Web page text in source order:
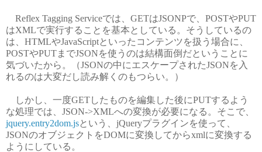
Reflex Tagging Serviceでは、GETはJSONPで、POSTやPUT
はXMLで実行することを基本としている。そうしているの
は、HTMLやJavaScriptといったコンテンツを扱う場合に、
POSTやPUTまでJSONを使うのは結構面倒だということに
気づいたから。（JSONの中にエスケープされたJSONを入
れるのは大変だし読み解くのもつらい。）
しかし、一度GETしたものを編集した後にPUTするよう
な処理では、JSON->XMLへの変換が必要になる。そこで、
jquery.entry2dom.jsという、jQueryプラグインを使って、
JSONのオブジェクトをDOMに変換してからxmlに変換する
ようにしている。